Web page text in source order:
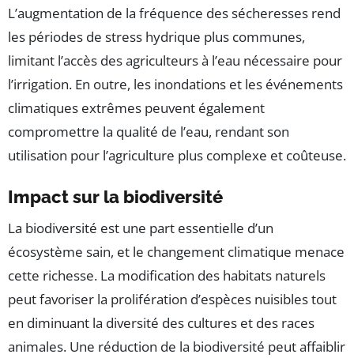
L’augmentation de la fréquence des sécheresses rend
les périodes de stress hydrique plus communes,
limitant l’accès des agriculteurs à l’eau nécessaire pour
l’irrigation. En outre, les inondations et les événements
climatiques extrêmes peuvent également
compromettre la qualité de l’eau, rendant son
utilisation pour l’agriculture plus complexe et coûteuse.
Impact sur la biodiversité
La biodiversité est une part essentielle d’un
écosystème sain, et le changement climatique menace
cette richesse. La modification des habitats naturels
peut favoriser la prolifération d’espèces nuisibles tout
en diminuant la diversité des cultures et des races
animales. Une réduction de la biodiversité peut affaiblir